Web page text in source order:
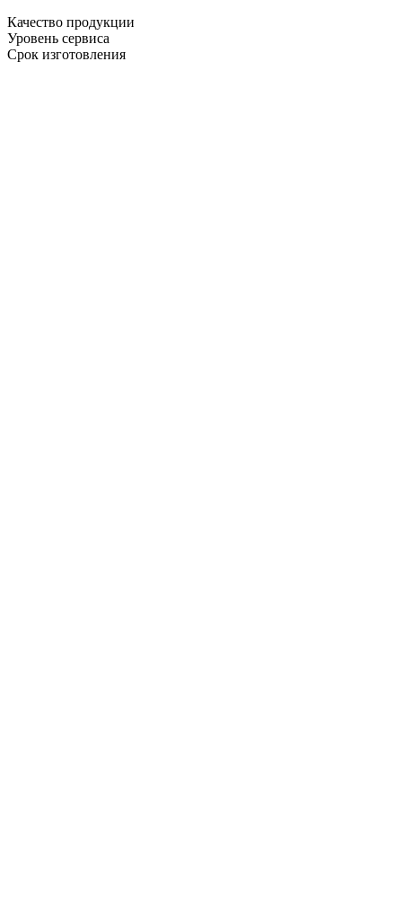
Качество продукции
Уровень сервиса
Срок изготовления